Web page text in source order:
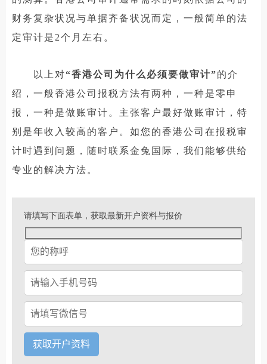
财务复杂状况与单据齐备状况而定，一般简单的法
定审计是2个月左右。
以上对“香港公司为什么必须要做审计”的介
绍，一般香港公司报税方法有两种，一种是零申
报，一种是做账审计。主张客户最好做账审计，特
别是年收入较高的客户。如您的香港公司在报税审
计时遇到问题，随时联系金兔国际，我们能够供给
专业的解决方法。
请填写下面表单，获取最新开户资料与报价